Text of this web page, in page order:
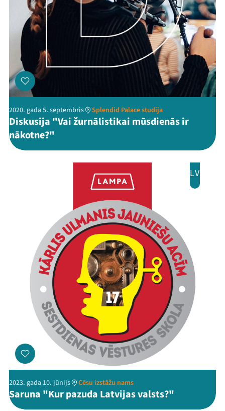
Viņi bija LAMPĀ 2026
Jaunumi
Ziedo
Kontakti
ThreadsFacebookYoutube
X Instagram
Flick
2020. gada 5. septembris Splendid Palace studija
Diskusija "Vai žurnālistikai mūsdienās ir
nākotne?"
LV
2023. gada 10. jūnijs Cēsu izstāžu nams
Saruna "Kur pazuda Latvijas valsts?"